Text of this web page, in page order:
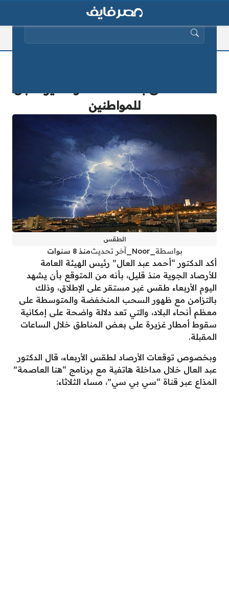
للمواطنين
الطقس
بواسطة _Noor_ آخر تحديثمنذ 8 سنوات
أكد الدكتور “أحمد عبد العال” رئيس الهيئة العامة
للأرصاد الجوية منذ قليل، بأنه من المتوقع بأن يشهد
اليوم الأربعاء طقس غير مستقر على الإطلاق، وذلك
بالتزامن مع ظهور السحب المنخفضة والمتوسطة على
معظم أنحاء البلاد، والتي تعد دلالة واضحة على إمكانية
سقوط أمطار غزيرة على بعض المناطق خلال الساعات
المقبلة.
وبخصوص توقعات الأرصاد لطقس الأربعاء، قال الدكتور
عبد العال خلال مداخلة هاتفية مع برنامج “هنا العاصمة”
المذاع عبر قناة “سي بي سي”، مساء الثلاثاء:
البحث عن: